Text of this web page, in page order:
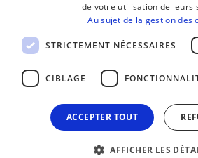
de votre utilisation de leurs
Au sujet de la gestion des
STRICTEMENT NÉCESSAIRES
CIBLAGE
ACCEPTER TOUT
AFFICHER LES